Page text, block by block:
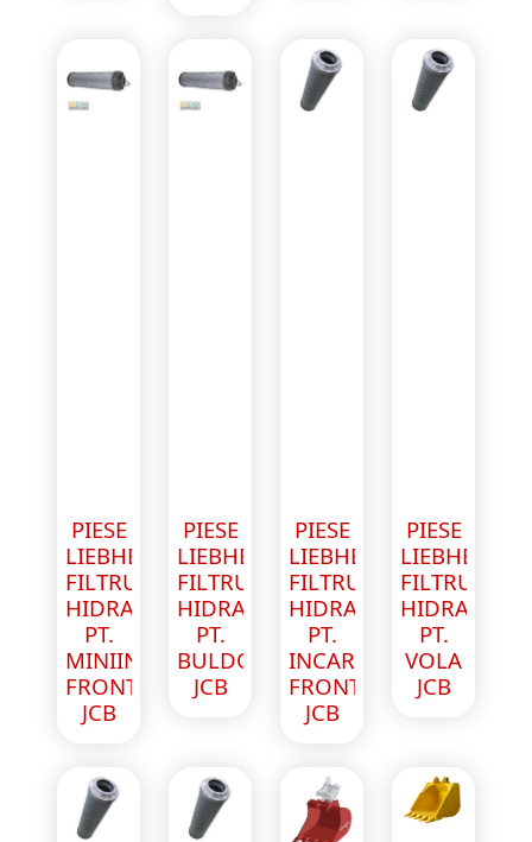
PIESE
LIEBHERR
FILTRU
HIDRAULIC
PT.
MINIINCARCATOR
FRONTAL
JCB
PIESE
LIEBHERR
FILTRU
HIDRAULIC
PT.
BULDOZER
JCB
PIESE
LIEBHERR
FILTRU
HIDRAULIC
PT.
INCARCATOR
FRONTAL
JCB
PIESE
LIEBHERR
FILTRU
HIDRAULIC
PT.
VOLA
JCB